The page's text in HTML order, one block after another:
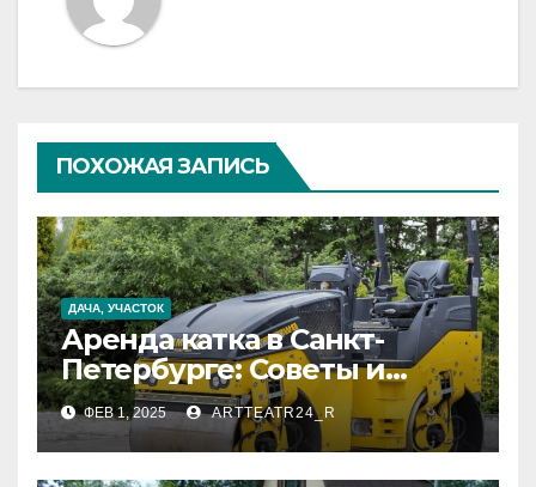
ПОХОЖАЯ ЗАПИСЬ
ДАЧА, УЧАСТОК
Аренда катка в Санкт-
Петербурге: Советы и
Рекомендации
ФЕВ 1, 2025 ARTTEATR24_R